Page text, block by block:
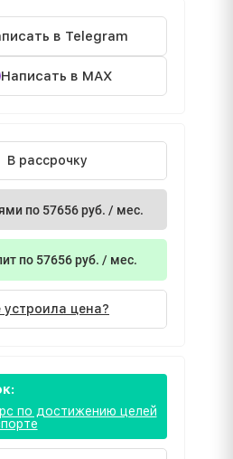
в Telegram
Написать в MAX
В рассрочку
по 57656 руб. / мес.
по 57656 руб. / мес.
устроила цена?
по достижению целей